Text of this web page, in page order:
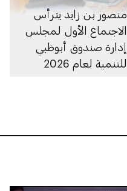
منصور بن زايد يترأس
الاجتماع الأول لمجلس
إدارة صندوق أبوظبي
للتنمية لعام 2026